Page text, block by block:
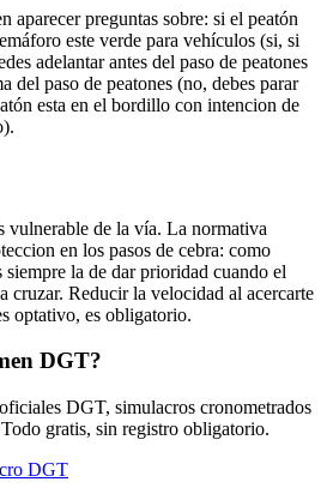
aparecer preguntas sobre: si el peatón
este verde para vehículos (si, si
adelantar antes del paso de peatones
del paso de peatones (no, debes parar
esta en el bordillo con intencion de
vulnerable de la vía. La normativa
en los pasos de cebra: como
la de dar prioridad cuando el
cruzar. Reducir la velocidad al acercarte
optativo, es obligatorio.
DGT?
DGT, simulacros cronometrados
gratis, sin registro obligatorio.
DGT